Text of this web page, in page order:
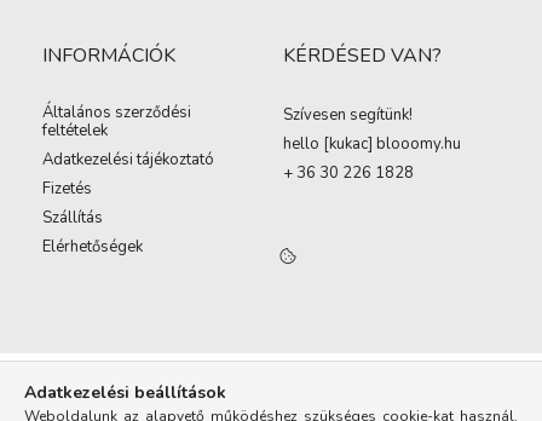
INFORMÁCIÓK
Általános szerződési
feltételek
Adatkezelési tájékoztató
Fizetés
Szállítás
Elérhetőségek
KÉRDÉSED VAN?
Szívesen segítünk!
hello [kukac] blooomy.hu
+ 36 30 226 1828
Adatkezelési beállítások
Weboldalunk az alapvető működéshez szükséges cookie-kat használ.